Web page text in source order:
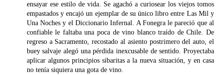
ensayar ese estilo de vida. Se agachó a curiosear los viejos tomos
empastados y encajó un ejemplar de su único libro entre Las Mil y
Una Noches y el Diccionario Infernal. A Fonegra le pareció que al
confiable le faltaba una poca de vino blanco traído de Chile. De
regreso a Sacramento, recostado al asiento postrimero del auto, el
buey salvaje alegó una pérdida inexcusable de sentido. Proyectaba
aplicar algunos principios sibaritas a la nueva situación, y en casa
no tenía siquiera una gota de vino.